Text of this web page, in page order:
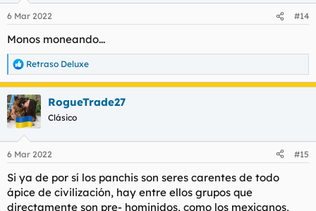
Para ver este contenido, necesitaremos su consentimiento
Para obtener información más detallada, consulte nuestra
página de cookies.
Aceptar cookies de terceros
e
:
6 Mar 2022 #14
Monos moneando...
R
e
a
c
c
i
e
:
Retraso Deluxe
RogueTrade27
Clásico
6 Mar 2022 #15
Si ya de por sí los panchis son seres carentes de todo
ápice de civilización, hay entre ellos grupos que
directamente son pre- hominidos, como los mexicanos,